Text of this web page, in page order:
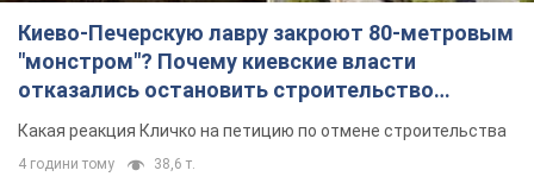
Киево-Печерскую лавру закроют 80-метровым
"монстром"? Почему киевские власти
отказались остановить строительство
небоскреба "московского верующего"
Какая реакция Кличко на петицию по отмене строительства
4 години тому 38,6 т.